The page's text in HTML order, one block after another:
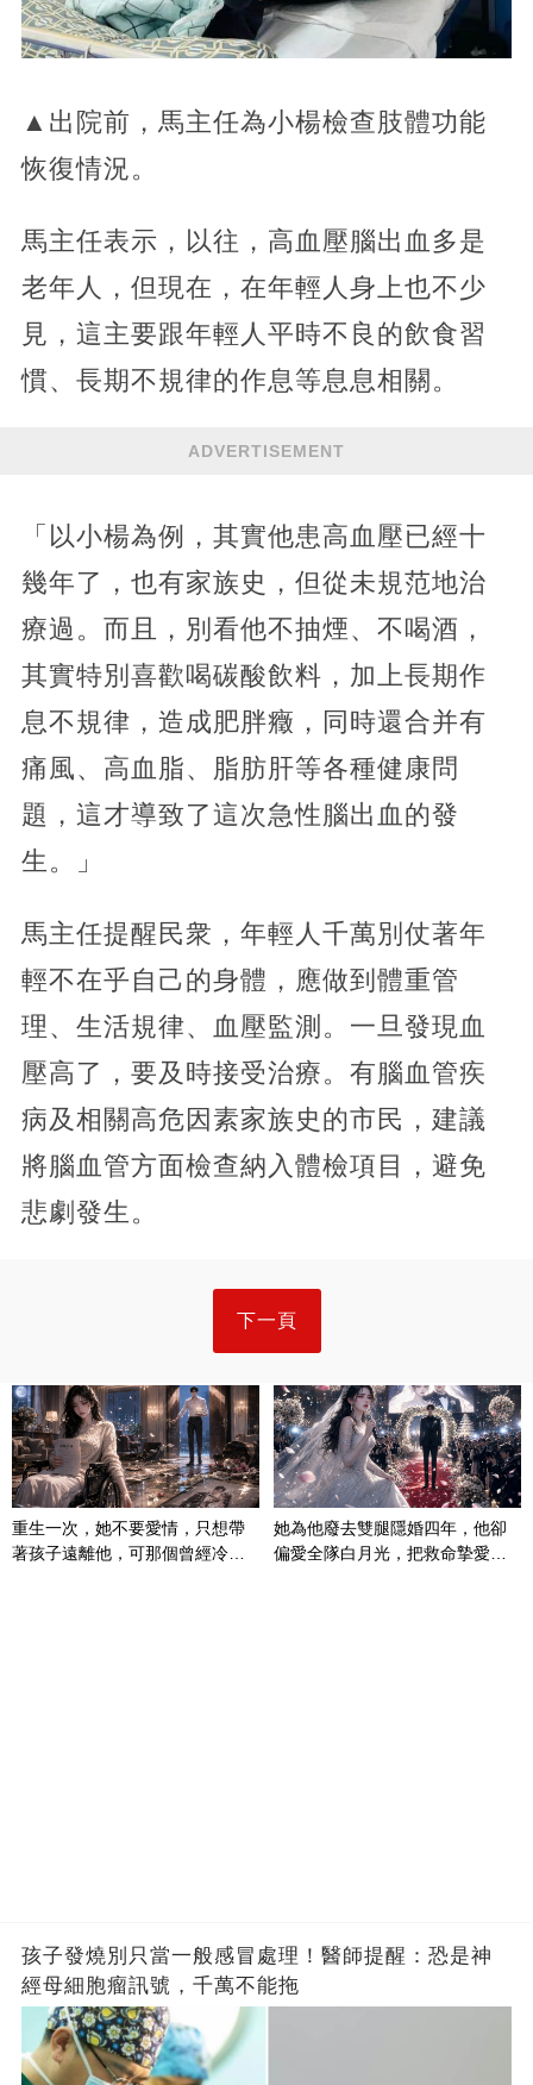
▲出院前，馬主任為小楊檢查肢體功能
恢復情況。
馬主任表示，以往，高血壓腦出血多是
老年人，但現在，在年輕人身上也不少
見，這主要跟年輕人平時不良的飲食習
慣、長期不規律的作息等息息相關。
ADVERTISEMENT
「以小楊為例，其實他患高血壓已經十
幾年了，也有家族史，但從未規范地治
療過。而且，別看他不抽煙、不喝酒，
其實特別喜歡喝碳酸飲料，加上長期作
息不規律，造成肥胖癥，同時還合并有
痛風、高血脂、脂肪肝等各種健康問
題，這才導致了這次急性腦出血的發
生。」
馬主任提醒民衆，年輕人千萬別仗著年
輕不在乎自己的身體，應做到體重管
理、生活規律、血壓監測。一旦發現血
壓高了，要及時接受治療。有腦血管疾
病及相關高危因素家族史的市民，建議
將腦血管方面檢查納入體檢項目，避免
悲劇發生。
下一頁
重生一次，她不要愛情，只想帶
著孩子遠離他，可那個曾經冷漠
她為他廢去雙腿隱婚四年，他卻
偏愛全隊白月光，把救命摯愛當
孩子發燒別只當一般感冒處理！醫師提醒：恐是神
經母細胞瘤訊號，千萬不能拖